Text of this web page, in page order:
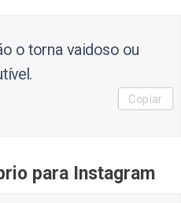
o torna vaidoso ou
Copiar
para Instagram